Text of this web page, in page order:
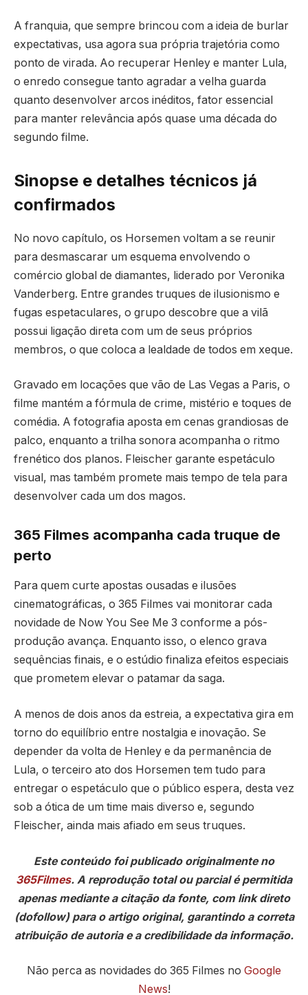
A franquia, que sempre brincou com a ideia de burlar
expectativas, usa agora sua própria trajetória como
ponto de virada. Ao recuperar Henley e manter Lula,
o enredo consegue tanto agradar a velha guarda
quanto desenvolver arcos inéditos, fator essencial
para manter relevância após quase uma década do
segundo filme.
Sinopse e detalhes técnicos já
confirmados
No novo capítulo, os Horsemen voltam a se reunir
para desmascarar um esquema envolvendo o
comércio global de diamantes, liderado por Veronika
Vanderberg. Entre grandes truques de ilusionismo e
fugas espetaculares, o grupo descobre que a vilã
possui ligação direta com um de seus próprios
membros, o que coloca a lealdade de todos em xeque.
Gravado em locações que vão de Las Vegas a Paris, o
filme mantém a fórmula de crime, mistério e toques de
comédia. A fotografia aposta em cenas grandiosas de
palco, enquanto a trilha sonora acompanha o ritmo
frenético dos planos. Fleischer garante espetáculo
visual, mas também promete mais tempo de tela para
desenvolver cada um dos magos.
365 Filmes acompanha cada truque de
perto
Para quem curte apostas ousadas e ilusões
cinematográficas, o 365 Filmes vai monitorar cada
novidade de Now You See Me 3 conforme a pós-
produção avança. Enquanto isso, o elenco grava
sequências finais, e o estúdio finaliza efeitos especiais
que prometem elevar o patamar da saga.
A menos de dois anos da estreia, a expectativa gira em
torno do equilíbrio entre nostalgia e inovação. Se
depender da volta de Henley e da permanência de
Lula, o terceiro ato dos Horsemen tem tudo para
entregar o espetáculo que o público espera, desta vez
sob a ótica de um time mais diverso e, segundo
Fleischer, ainda mais afiado em seus truques.
Este conteúdo foi publicado originalmente no
365Filmes. A reprodução total ou parcial é permitida
apenas mediante a citação da fonte, com link direto
(dofollow) para o artigo original, garantindo a correta
atribuição de autoria e a credibilidade da informação.
Não perca as novidades do 365 Filmes no Google
News!